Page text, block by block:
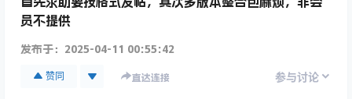
员不提供
发布于： 2025-04-11 00:55:42
赞同 直达连接 参与讨论